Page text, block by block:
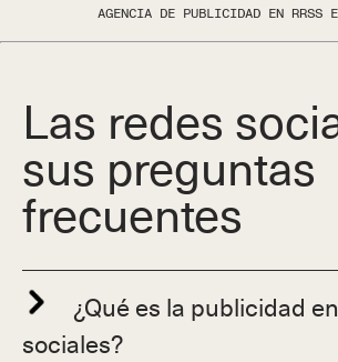
AGENCIA DE PUBLICIDAD EN RRSS
Las redes
sus preguntas
frecuentes
¿Qué es la publicidad
sociales?